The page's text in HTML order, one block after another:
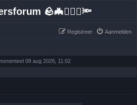
🪨🦇🚶🏻‍♂️🔦
Aanmelden
Registreer
08 aug 2026, 11:02